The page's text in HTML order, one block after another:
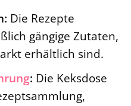
Die Rezepte
gängige Zutaten,
erhältlich sind.
: Die Keksdose